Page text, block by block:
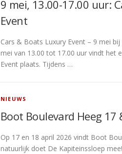
9 mei, 13.00-17.00 uur:
Event
Cars & Boats Luxury Event – 9 mei
mei van 13.00 tot 17.00 uur vindt het
Event plaats. Tijdens …
NIEUWS
Boot Boulevard Heeg 17
Op 17 en 18 april 2026 vindt Boot
natuurlijk doet De Kapiteinssloep